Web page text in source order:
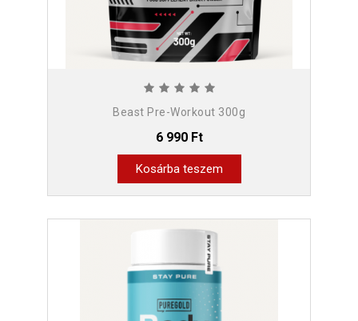
Beast Pre-Workout 300g
6 990 Ft
Kosárba teszem